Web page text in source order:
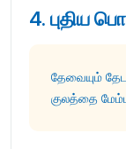
4. புதிய
தேவையும்
குலத்தை